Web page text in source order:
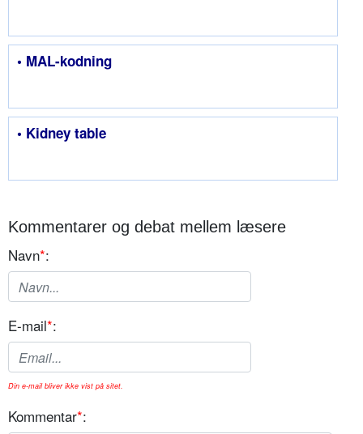
• MAL-kodning
• Kidney table
Kommentarer og debat mellem læsere
Navn*:
E-mail*:
Din e-mail bliver ikke vist på sitet.
Kommentar*: